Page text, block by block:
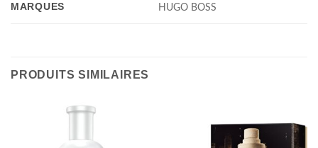
MARQUES HUGO BOSS
PRODUITS SIMILAIRES